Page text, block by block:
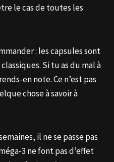
le cas de toutes les
: les capsules sont
Si tu as du mal à
en note. Ce n’est pas
chose à savoir à
il ne se passe pas
3 ne font pas d’effet